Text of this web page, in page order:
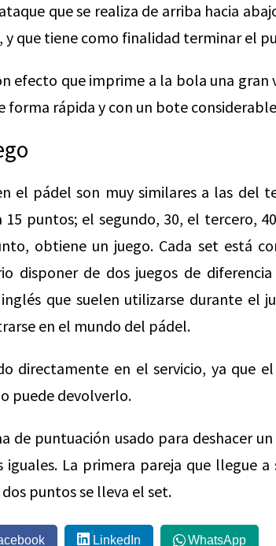
que se realiza de arriba hacia
y que tiene como finalidad terminar el
efecto que imprime a la bola una gran
forma rápida y con un bote
el pádel son muy similares a las del
puntos; el segundo, 30, el tercero,
obtiene un juego. Cada set está
disponer de dos juegos de
que suelen utilizarse durante el
en el mundo del pádel.
directamente en el servicio, ya que
puede devolverlo.
de puntuación usado para deshacer
iguales. La primera pareja que llegue
puntos se lleva el set.
LinkedIn WhatsApp